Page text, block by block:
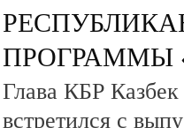
ПРОГРАММЫ
Глава КБР Казбек
встретился с